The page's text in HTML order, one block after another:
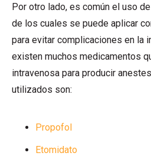
Por otro lado, es común el uso de
de los cuales se puede aplicar
para evitar complicaciones en la
existen muchos medicamentos
intravenosa para producir
utilizados son:
Propofol
Etomidato